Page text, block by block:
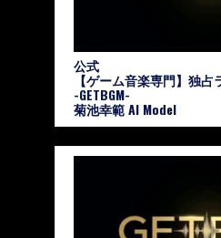
公式
【ゲーム音楽専門】独
-GETBGM-
菊池幸範 AI Model